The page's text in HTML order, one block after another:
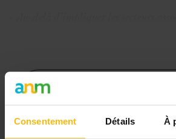
Consentement Détails À
Cet article est